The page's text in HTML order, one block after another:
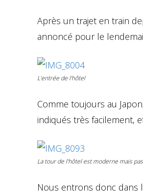
Après un trajet en train
annoncé pour le
L’entrée de l’hôtel
Comme toujours au
indiqués très facilement,
La tour de l’hôtel est moderne mais
Nous entrons donc dans